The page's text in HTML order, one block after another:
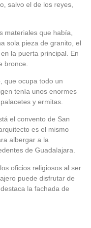
salvo el de los reyes,
materiales que había,
sola pieza de granito, el
la puerta principal. En
bronce.
que ocupa todo un
tenía unos enormes
y ermitas.
el convento de San
es el mismo
albergar a la
de Guadalajara.
oficios religiosos al ser
puede disfrutar de
la fachada de